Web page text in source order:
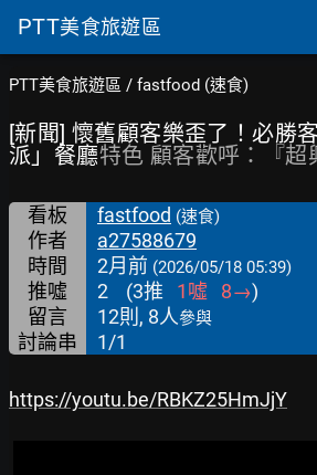
PTT美食旅遊區
PTT美食旅遊區 / fastfood (速食)
[新聞] 懷舊顧客樂歪了！必勝
派」餐廳特色 顧客歡呼：『超
看板 fastfood (速食)
作者
a27588679
時間
2月前 (2026/05/18 05:39)
推噓 2 (3推 1噓 8→)
留言
12則, 8人參與
討論串 1/1
https://youtu.be/RBKZ25HmJjY